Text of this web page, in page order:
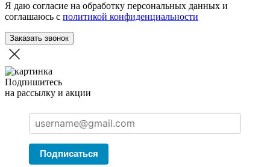
Я даю согласие на обработку персональных данных и
соглашаюсь с политикой конфиденциальности
Заказать звонок
Подпишитесь
на рассылку и акции
Подписаться